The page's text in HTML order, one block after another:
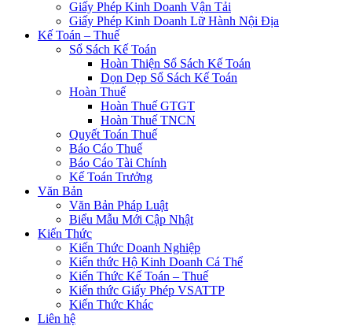
Giấy Phép Kinh Doanh Vận Tải
Giấy Phép Kinh Doanh Lữ Hành Nội Địa
Kế Toán – Thuế
Sổ Sách Kế Toán
Hoàn Thiện Sổ Sách Kế Toán
Dọn Dẹp Sổ Sách Kế Toán
Hoàn Thuế
Hoàn Thuế GTGT
Hoàn Thuế TNCN
Quyết Toán Thuế
Báo Cáo Thuế
Báo Cáo Tài Chính
Kế Toán Trưởng
Văn Bản
Văn Bản Pháp Luật
Biểu Mẫu Mới Cập Nhật
Kiến Thức
Kiến Thức Doanh Nghiệp
Kiến thức Hộ Kinh Doanh Cá Thể
Kiến Thức Kế Toán – Thuế
Kiến thức Giấy Phép VSATTP
Kiến Thức Khác
Liên hệ